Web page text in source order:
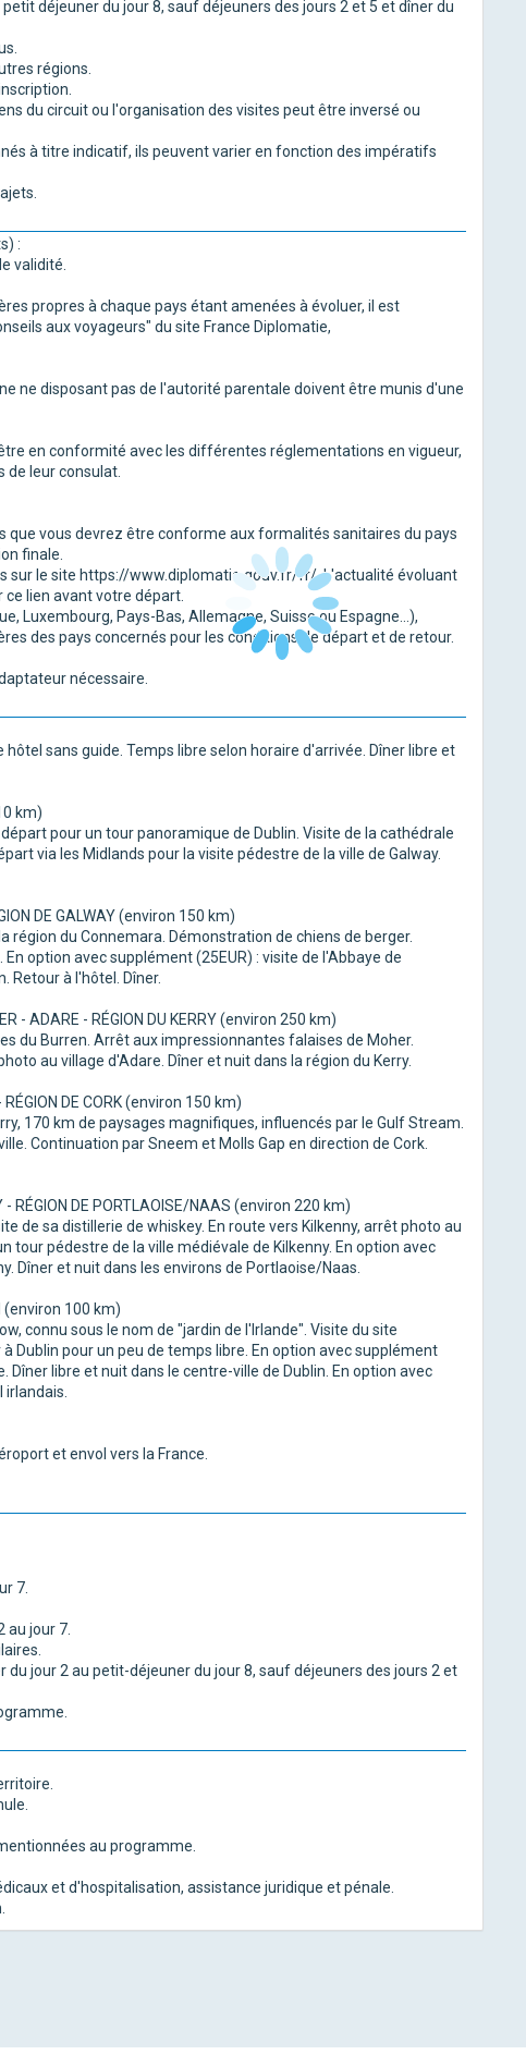
déjeuner du jour 8, sauf déjeuners des jours 2 et 5 et dîner du
régions.
du circuit ou l'organisation des visites peut être inversé ou
à titre indicatif, ils peuvent varier en fonction des impératifs
:
validité.
propres à chaque pays étant amenées à évoluer, il est
aux voyageurs" du site France Diplomatie,
ne disposant pas de l'autorité parentale doivent être munis d'une
en conformité avec les différentes réglementations en vigueur,
leur consulat.
que vous devrez être conforme aux formalités sanitaires du pays
finale.
sur le site https://www.diplomatie.gouv.fr/fr/. L'actualité évoluant
lien avant votre départ.
Luxembourg, Pays-Bas, Allemagne, Suisse ou Espagne...),
des pays concernés pour les conditions de départ et de retour.
nécessaire.
sans guide. Temps libre selon horaire d'arrivée. Dîner libre et
km)
pour un tour panoramique de Dublin. Visite de la cathédrale
via les Midlands pour la visite pédestre de la ville de Galway.
DE GALWAY (environ 150 km)
région du Connemara. Démonstration de chiens de berger.
option avec supplément (25EUR) : visite de l'Abbaye de
Retour à l'hôtel. Dîner.
- ADARE - RÉGION DU KERRY (environ 250 km)
du Burren. Arrêt aux impressionnantes falaises de Moher.
au village d'Adare. Dîner et nuit dans la région du Kerry.
RÉGION DE CORK (environ 150 km)
170 km de paysages magnifiques, influencés par le Gulf Stream.
Continuation par Sneem et Molls Gap en direction de Cork.
- RÉGION DE PORTLAOISE/NAAS (environ 220 km)
de sa distillerie de whiskey. En route vers Kilkenny, arrêt photo au
tour pédestre de la ville médiévale de Kilkenny. En option avec
Dîner et nuit dans les environs de Portlaoise/Naas.
(environ 100 km)
connu sous le nom de "jardin de l'Irlande". Visite du site
Dublin pour un peu de temps libre. En option avec supplément
Dîner libre et nuit dans le centre-ville de Dublin. En option avec
et envol vers la France.
7.
au jour 7.
jour 2 au petit-déjeuner du jour 8, sauf déjeuners des jours 2 et
au programme.
et d'hospitalisation, assistance juridique et pénale.